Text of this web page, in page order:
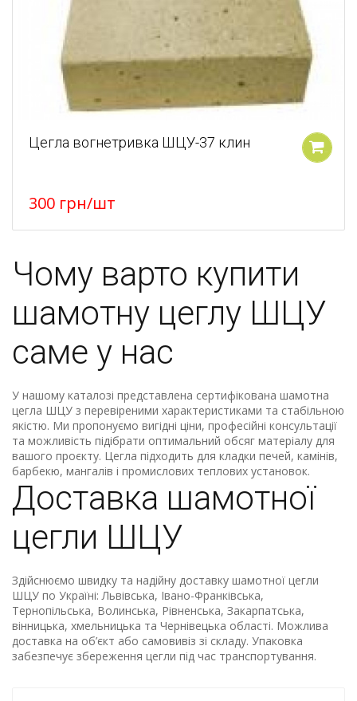
Цегла вогнетривка ШЦУ-37 клин
300 грн/шт
Чому варто купити
шамотну цеглу ШЦУ
саме у нас
У нашому каталозі представлена сертифікована шамотна
цегла ШЦУ з перевіреними характеристиками та стабільною
якістю. Ми пропонуємо вигідні ціни, професійні консультації
та можливість підібрати оптимальний обсяг матеріалу для
вашого проєкту. Цегла підходить для кладки печей, камінів,
барбекю, мангалів і промислових теплових установок.
Доставка шамотної
цегли ШЦУ
Здійснюємо швидку та надійну доставку шамотної цегли
ШЦУ по Україні: Львівська, Івано-Франківська,
Тернопільська, Волинська, Рівненська, Закарпатська,
вінницька, хмельницька та Чернівецька області. Можлива
доставка на об’єкт або самовивіз зі складу. Упаковка
забезпечує збереження цегли під час транспортування.